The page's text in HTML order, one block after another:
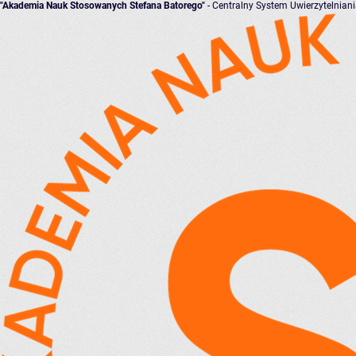
"Akademia Nauk Stosowanych Stefana Batorego" - Centralny System